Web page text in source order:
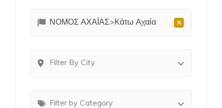
×
ΝΟΜΟΣ ΑΧΑΪΑΣ>Κάτω Αχαία
Filter By City
Filter by Category